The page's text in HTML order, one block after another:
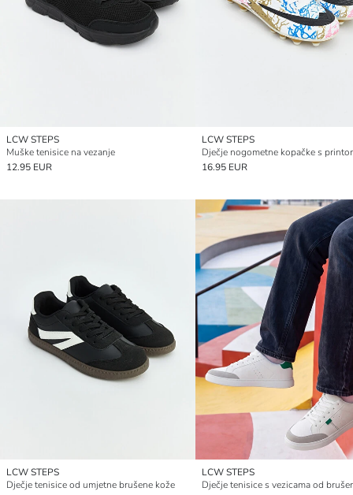
LCW STEPS
Muške tenisice na vezanje
12.95 EUR
LCW STEPS
Dječje nogometne kopačke s
16.95 EUR
LCW STEPS
Dječje tenisice od umjetne brušene kože
LCW STEPS